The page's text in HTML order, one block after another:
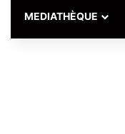
MEDIATHÈQUE